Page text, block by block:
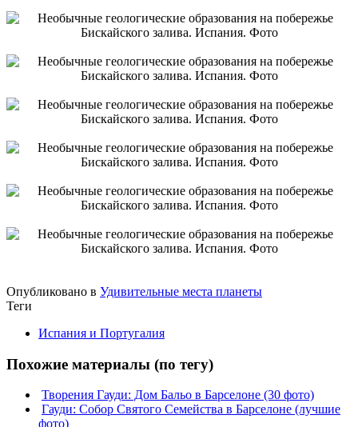
Опубликовано в Удивительные места планеты
Теги
Испания и Португалия
Похожие материалы (по тегу)
Творения Гауди: Дом Бальо в Барселоне (30 фото)
Гауди: Собор Святого Семейства в Барселоне (лучшие
фото)